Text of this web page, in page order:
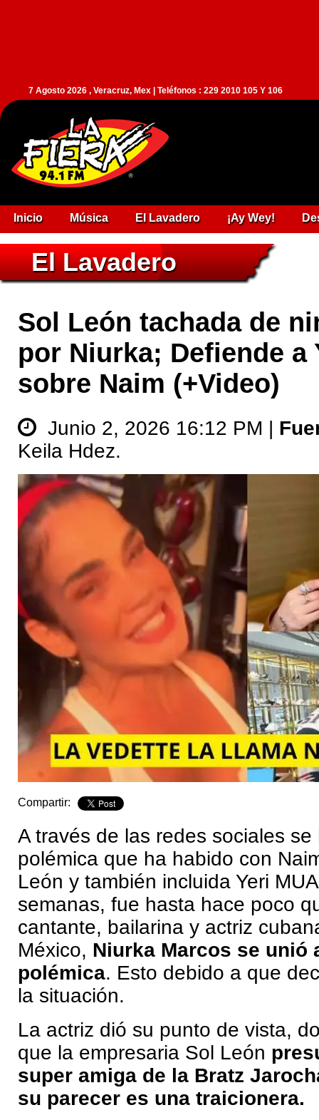
7 Agosto 2026 , Veracruz, Mex | Teléfonos : 229 2010 105 Y 106
Inicio Música El Lavadero ¡Ay Wey!
El Lavadero
Sol León tachada de
por Niurka; Defiende a
sobre Naim (+Video)
Junio 2, 2026 16:12 PM |
Keila Hdez.
Compartir:
A través de las redes sociales
polémica que ha habido con
León y también incluida Yeri
semanas, fue hasta hace poco
cantante, bailarina y actriz
México, Niurka Marcos se unió
polémica. Esto debido a que
la situación.
La actriz dió su punto de vista,
que la empresaria Sol León
super amiga de la Bratz
su parecer es una traicionera.